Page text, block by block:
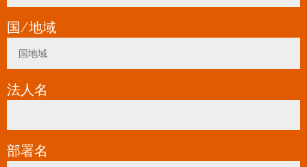
国/地域
国地域
Toggle Dropdown
法人名
部署名